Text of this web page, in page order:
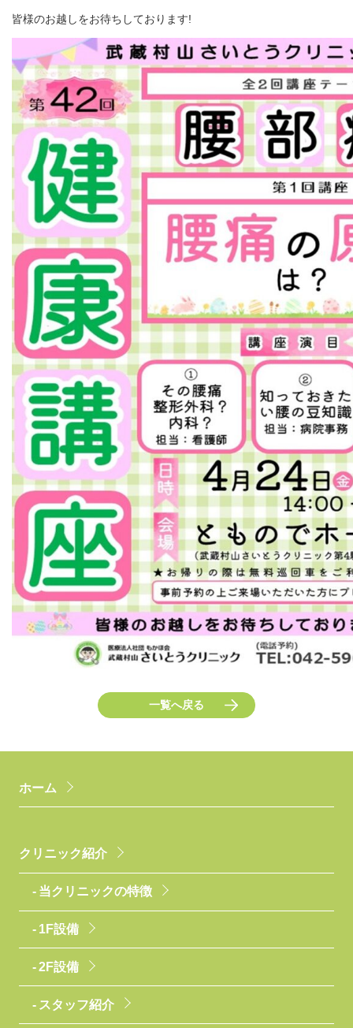
皆様のお越しをお待ちしております!
一覧へ戻る
ホーム
クリニック紹介
当クリニックの特徴
1F設備
2F設備
スタッフ紹介